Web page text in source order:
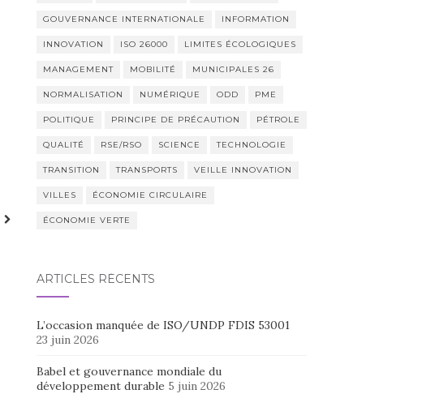
GOUVERNANCE INTERNATIONALE INFORMATION
INNOVATION ISO 26000 LIMITES ÉCOLOGIQUES
MANAGEMENT MOBILITÉ MUNICIPALES 26
NORMALISATION NUMÉRIQUE ODD PME
POLITIQUE PRINCIPE DE PRÉCAUTION PÉTROLE
QUALITÉ RSE/RSO SCIENCE TECHNOLOGIE
TRANSITION TRANSPORTS VEILLE INNOVATION
VILLES ÉCONOMIE CIRCULAIRE
ÉCONOMIE VERTE
ARTICLES RÉCENTS
L’occasion manquée de ISO/UNDP FDIS 53001
23 juin 2026
Babel et gouvernance mondiale du
développement durable 5 juin 2026